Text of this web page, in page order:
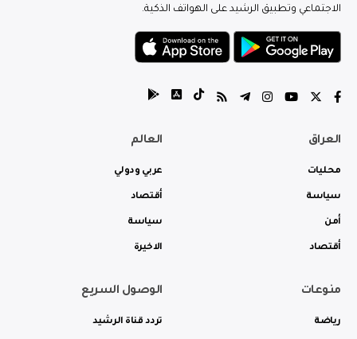
الاجتماعي وتطبيق الرشيد على الهواتف الذكية.
العراق
محليات
سياسة
أمن
أقتصاد
العالم
عربي ودولي
أقتصاد
سياسة
الاخيرة
منوعات
رياضة
الوصول السريع
تردد قناة الرشيد